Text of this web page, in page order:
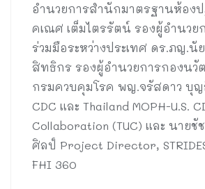
อำนวยการสำนักมาตรฐานห้อง
คเณศ เต็มไตรรัตน์ รองผู้อำนวย
ร่วมมือระหว่างประเทศ ดร.ภญ.นั
สิทธิกร รองผู้อำนวยการกองนวั
กรมควบคุมโรค พญ.จรัสดาว บุญ
CDC และ Thailand MOPH-U.S.
Collaboration (TUC) และ นายชั
ศิลป์ Project Director,
FHI 360